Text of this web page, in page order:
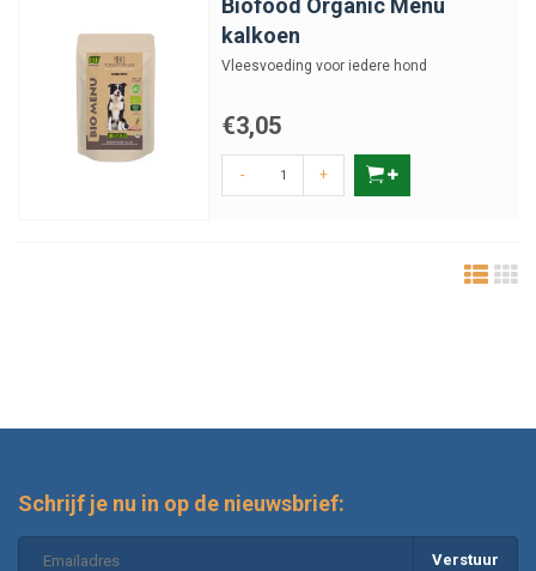
Biofood Organic Menu
kalkoen
Vleesvoeding voor iedere hond
€3,05
- +
Schrijf je nu in op de nieuwsbrief:
Verstuur